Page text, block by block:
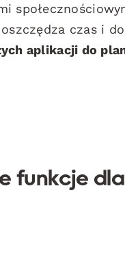
czas i
aplikacji do
funkcje